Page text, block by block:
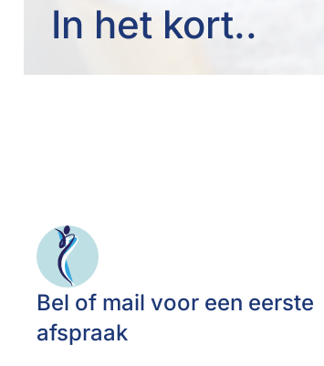
In het kort..
Bel of mail voor een eerste
afspraak